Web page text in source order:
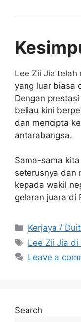
Lee Zii Jia telah
yang luar biasa
Dengan
beliau kini
dan mencipta
antarabangsa.
Sama-sama
seterusnya dan
kepada wakil
gelaran juara di
Categories
Kerjaya /
Tags
Lee Zii Jia di
Leave a
Search